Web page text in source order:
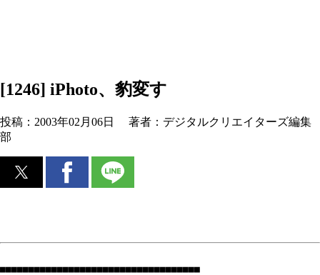
[1246] iPhoto、豹変す
投稿： 2003年02月06日 著者： デジタルクリエイターズ編集
部
■■■■■■■■■■■■■■■■■■■■■■■■■■■■■■■■■■■